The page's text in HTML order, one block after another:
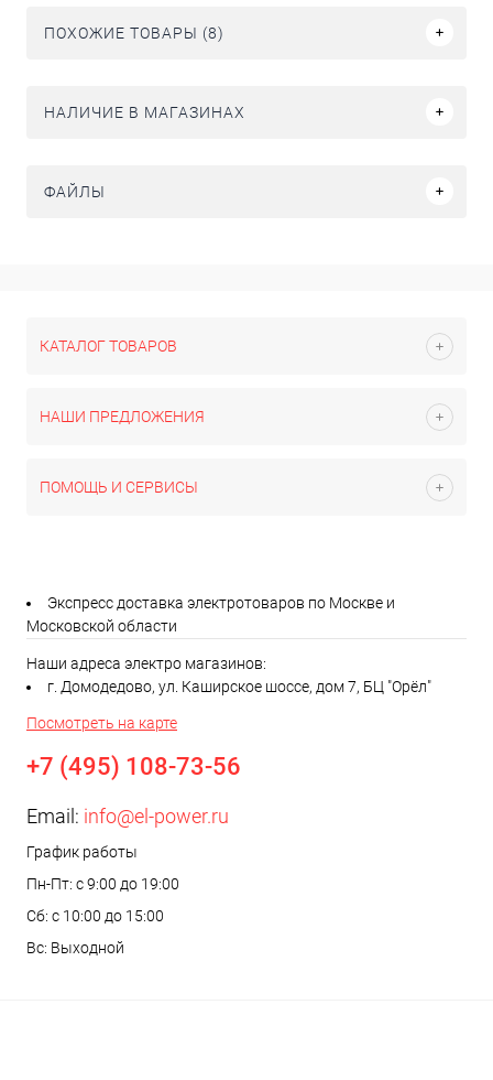
ПОХОЖИЕ ТОВАРЫ (8)
НАЛИЧИЕ В МАГАЗИНАХ
ФАЙЛЫ
КАТАЛОГ ТОВАРОВ
НАШИ ПРЕДЛОЖЕНИЯ
ПОМОЩЬ И СЕРВИСЫ
Экспресс доставка электротоваров по Москве и
Московской области
Наши адреса электро магазинов:
г. Домодедово, ул. Каширское шоссе, дом 7, БЦ "Орёл"
Посмотреть на карте
+7 (495) 108-73-56
Email: info@el-power.ru
График работы
Пн-Пт: с 9:00 до 19:00
Сб: с 10:00 до 15:00
Вс: Выходной